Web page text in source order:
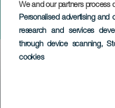
We and our partners process
Personalised advertising
research and services
through device scanning,
cookies
Aridane
LA PALMA
Imagen